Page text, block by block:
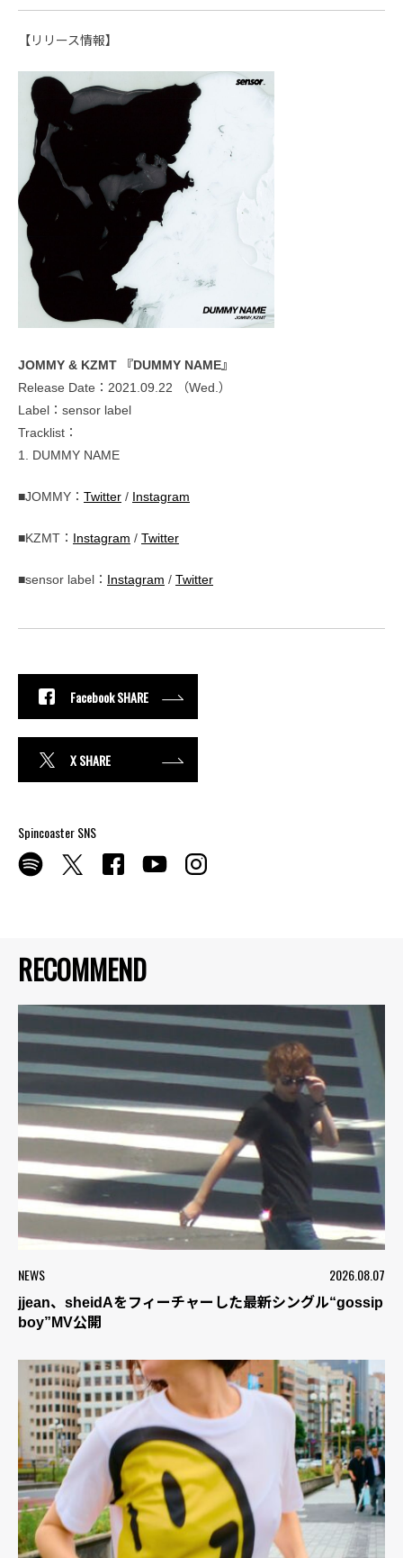
RECOMMEND
NEWS 2026.08.07
jjean、sheidAをフィーチャーした最新シングル“gossip
boy”MV公開
【リリース情報】
JOMMY & KZMT 『DUMMY NAME』
Release Date：2021.09.22 （Wed.）
Label：sensor label
Tracklist：
1. DUMMY NAME
■JOMMY： Twitter / Instagram
■KZMT： Instagram / Twitter
■sensor label： Instagram / Twitter
Facebook SHARE
X SHARE
Spincoaster SNS